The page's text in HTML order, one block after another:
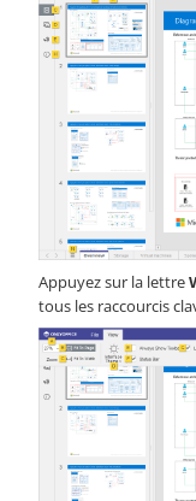
Appuyez sur la lettre
tous les raccourcis